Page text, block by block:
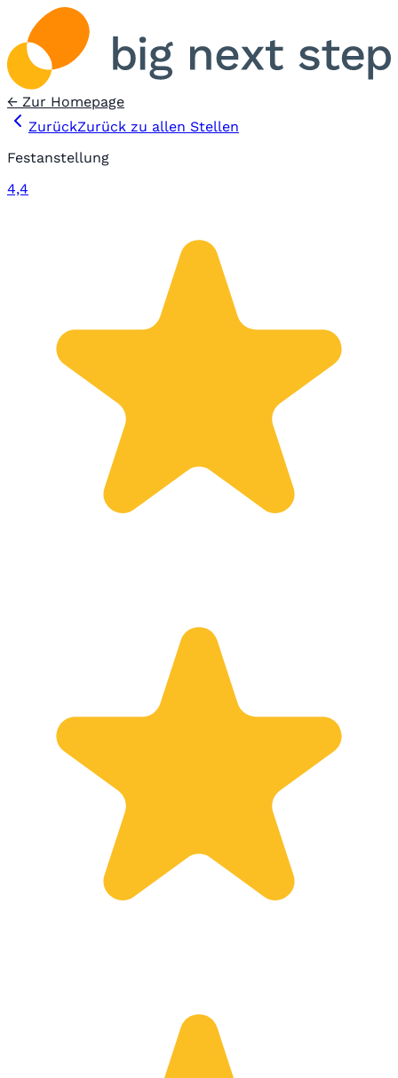
← Zur Homepage
ZurückZurück zu allen Stellen
Festanstellung
4,4